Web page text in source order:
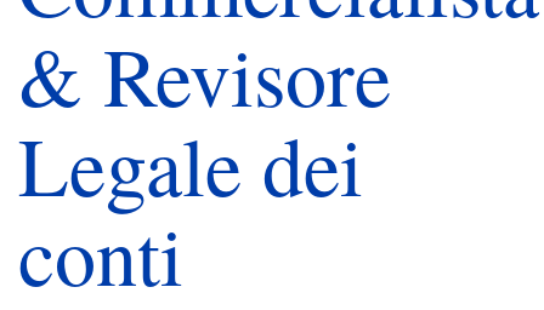
& Revisore
Legale dei
conti